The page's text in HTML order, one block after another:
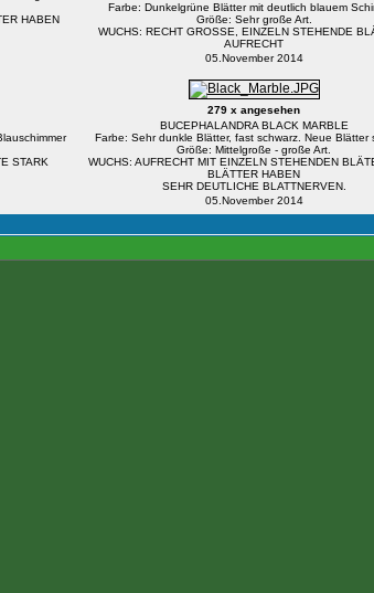
HABEN
Farbe: Dunkelgrüne Blätter mit deutlich blauem
Größe: Sehr große Art.
WUCHS: RECHT GROSSE, EINZELN STEHENDE
AUFRECHT
05.November 2014
STARK
279 x angesehen
BUCEPHALANDRA BLACK MARBLE
Farbe: Sehr dunkle Blätter, fast schwarz. Neue Blätter
Größe: Mittelgroße - große Art.
WUCHS: AUFRECHT MIT EINZELN STEHENDEN
BLÄTTER HABEN
SEHR DEUTLICHE BLATTNERVEN.
05.November 2014